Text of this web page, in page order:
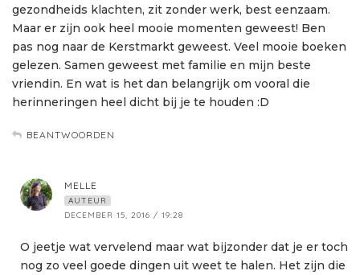
gezondheids klachten, zit zonder werk, best eenzaam.
Maar er zijn ook heel mooie momenten geweest! Ben
pas nog naar de Kerstmarkt geweest. Veel mooie boeken
gelezen. Samen geweest met familie en mijn beste
vriendin. En wat is het dan belangrijk om vooral die
herinneringen heel dicht bij je te houden :D
BEANTWOORDEN
MELLE
AUTEUR
DECEMBER 15, 2016 / 19:28
O jeetje wat vervelend maar wat bijzonder dat je er toch
nog zo veel goede dingen uit weet te halen. Het zijn die